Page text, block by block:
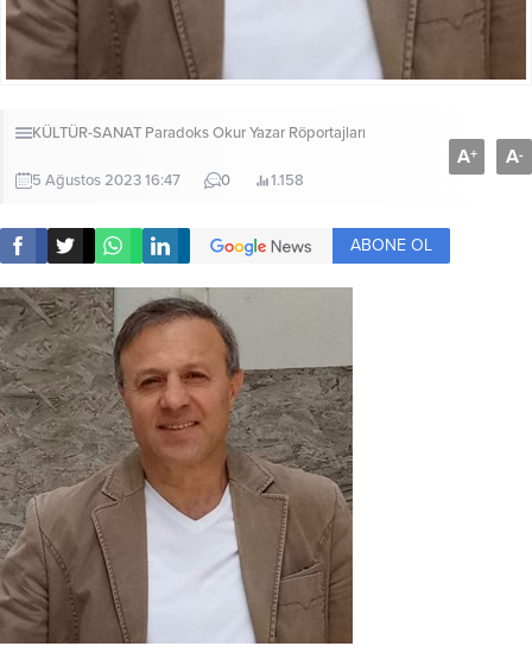
KÜLTÜR-SANAT Paradoks Okur Yazar Röportajları
5 Ağustos 2023 16:47 0 1.158
A+ A-
ABONE OL